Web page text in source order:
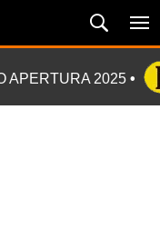
APERTURA 2025